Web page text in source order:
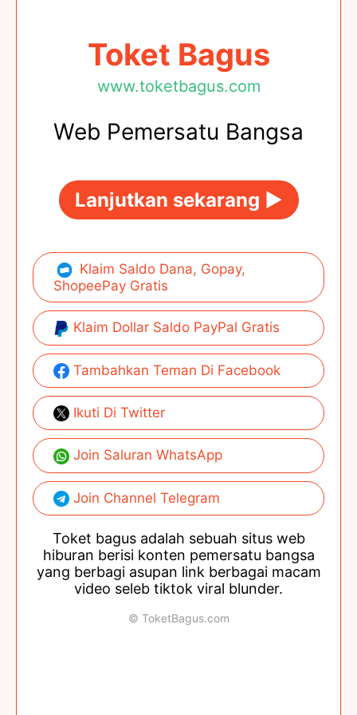
Toket Bagus
www.toketbagus.com
Web Pemersatu Bangsa
Lanjutkan sekarang ►
Klaim Saldo Dana, Gopay,
ShopeePay Gratis
Klaim Dollar Saldo PayPal Gratis
Tambahkan Teman Di Facebook
Ikuti Di Twitter
Join Saluran WhatsApp
Join Channel Telegram
Toket bagus adalah sebuah situs web
hiburan berisi konten pemersatu bangsa
yang berbagi asupan link berbagai macam
video seleb tiktok viral blunder.
© ToketBagus.com